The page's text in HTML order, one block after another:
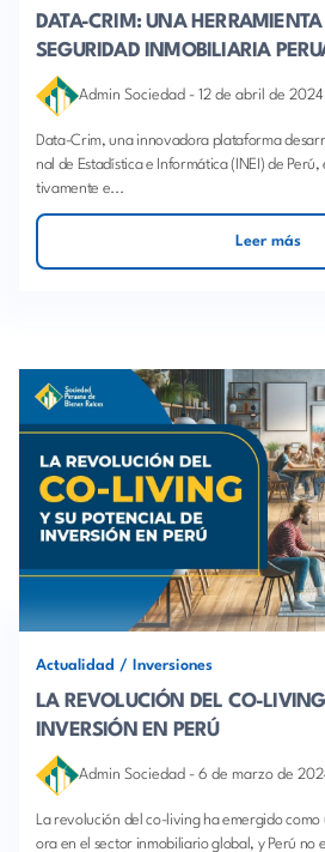
DATA-CRIM: UNA
SEGURIDAD INMOBILIARIA
Admin Sociedad - 12 de abril de 2024
Data-Crim, una innovadora plataforma
nal de Estadística e Informática (INEI) de
tivamente e...
Leer más
Actualidad / Inversiones
LA REVOLUCIÓN DEL CO-
INVERSIÓN EN PERÚ
Admin Sociedad - 6 de marzo de
La revolución del co-living ha emergido
ora en el sector inmobiliario global, y Perú no